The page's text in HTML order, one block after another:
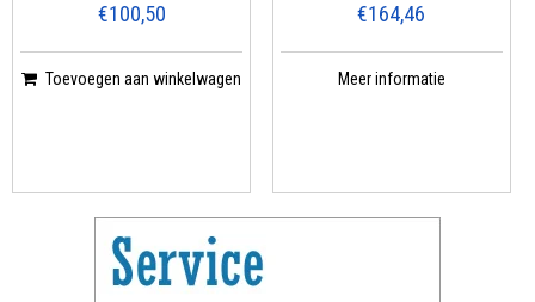
€100,50
Toevoegen aan winkelwagen
€164,46
Meer informatie